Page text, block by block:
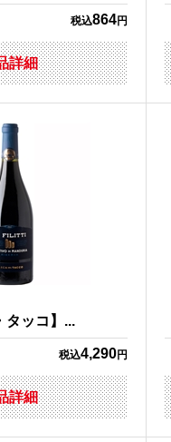
税込864円
詳細
タッコ】...
税込4,290円
詳細